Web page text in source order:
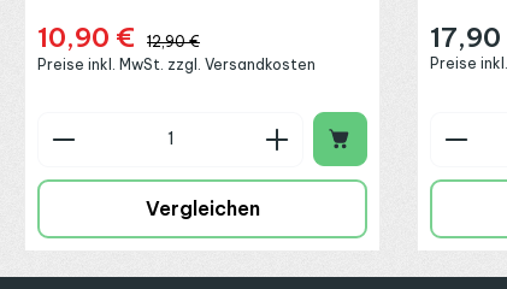
24 V LED-Streifen-Installationen mit begrenztem
Möbel-, Regal- und Schrankbeleuchtung
Indirekte Beleuchtung in Trockenbau- oder
Wohnräume, Büros, Shops und Ausstellungsflächen
Verkaufspreis:
10,90 € Regulärer Preis:
12,90 €
Preise inkl. MwSt. zzgl. Versandkosten
Produkt Anzahl: Gib den
Vergleichen
Regulärer
Preise